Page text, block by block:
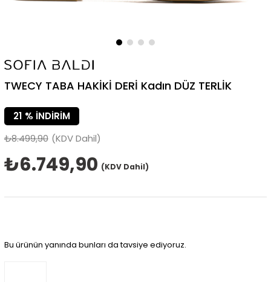
TWECY TABA HAKİKİ DERİ Kadın DÜZ TERLİK
%
21
İNDIRIM
₺8.499,90 (KDV Dahil)
₺6.749,90 (KDV Dahil)
Bu ürünün yanında bunları da tavsiye ediyoruz.